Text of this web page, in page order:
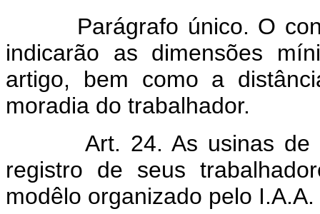
Parágrafo único. O
indicarão as dimensões
artigo, bem como a
moradia do trabalhador.
Art. 24. As usinas
registro de seus
modêlo organizado pelo I.A.A.